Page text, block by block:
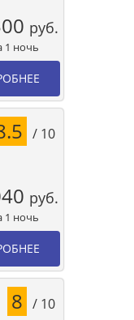
руб.
1 ночь
/ 10
руб.
1 ночь
8 / 10